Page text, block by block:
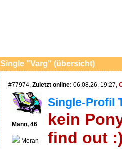
Single "Varg" (übersicht)
#77974, Zuletzt online: 06.08.26, 19:27,
Mann, 46
Meran
Single-Profil
kein
find out